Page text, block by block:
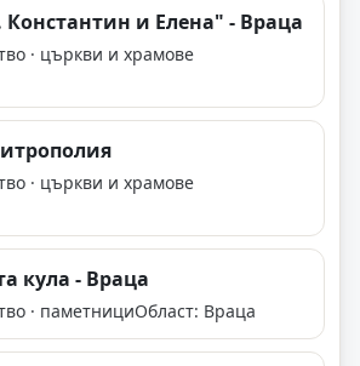
и Елена" - Враца
· църкви и храмове
· църкви и храмове
кула - Враца
· паметнициОбласт: Враца